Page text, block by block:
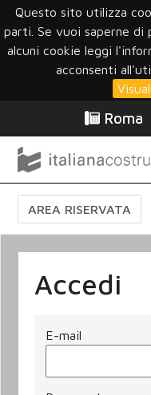
Questo sito utilizza
parti. Se vuoi saperne di
alcuni cookie leggi
acconsenti
Roma
AREA RISERVATA
Accedi
E-mail